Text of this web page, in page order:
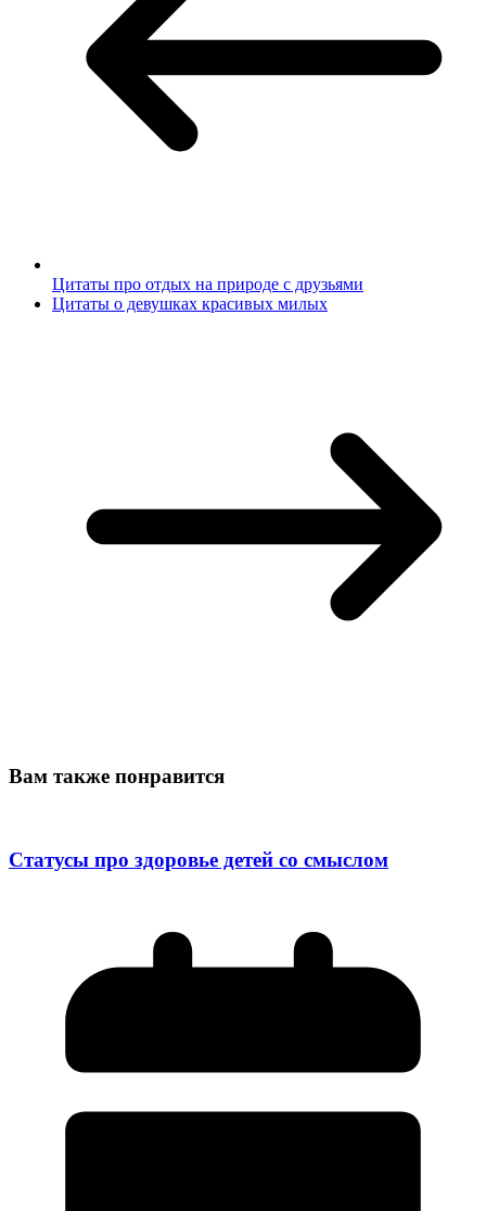
Цитаты про отдых на природе с друзьями
Цитаты о девушках красивых милых
Вам также понравится
Статусы про здоровье детей со смыслом